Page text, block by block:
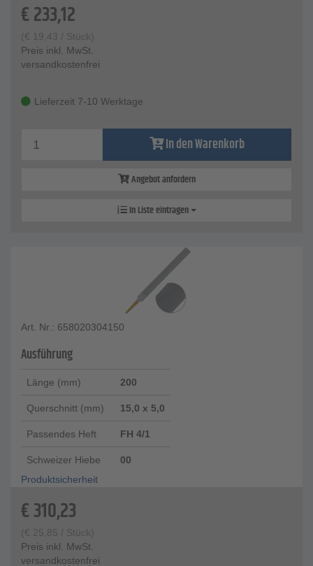
€233,12
(€ 19,43 / Stück)
Preis inkl. MwSt.
versandkostenfrei
Lieferzeit 7-10 Werktage
In den Warenkorb
Angebot anfordern
In Liste eintragen
Art. Nr.: 658020304150
Ausführung
Länge (mm) 200
Querschnitt (mm) 15,0 x 5,0
Passendes Heft FH 4/1
Schweizer Hiebe
00
Produktsicherheit
€310,23
(€ 25,85 / Stück)
Preis inkl. MwSt.
versandkostenfrei